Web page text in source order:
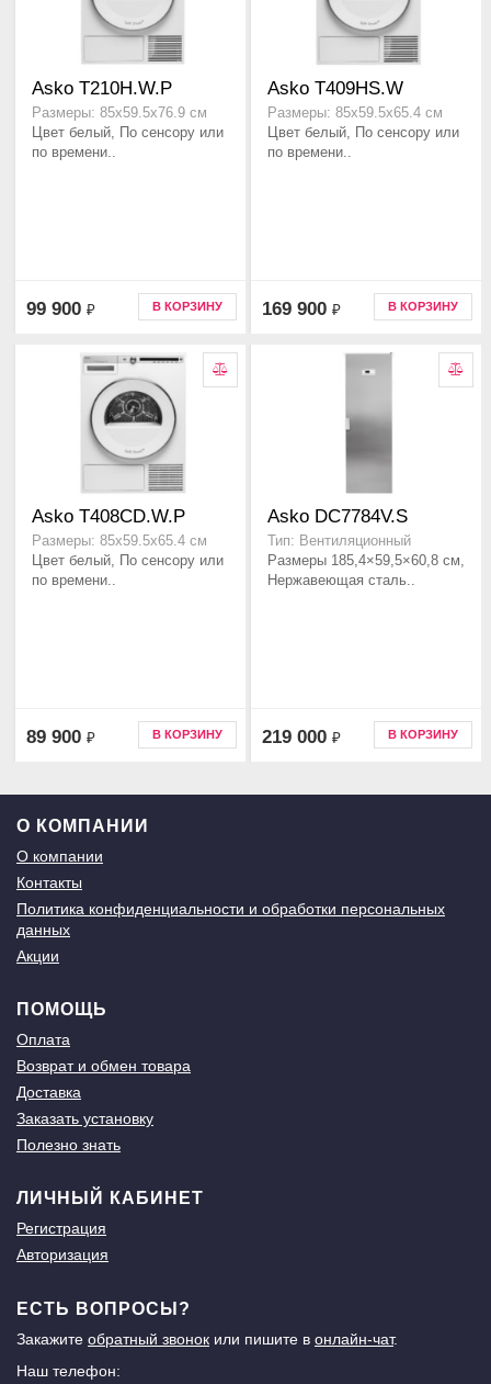
Asko T210H.W.P
Размеры: 85х59.5х76.9 см
Цвет белый, По сенсору или
по времени..
99 900 ₽ В КОРЗИНУ
Asko T409HS.W
Размеры: 85х59.5х65.4 см
Цвет белый, По сенсору или
по времени..
169 900 ₽ В КОРЗИНУ
Asko T408CD.W.P
Размеры: 85х59.5х65.4 см
Цвет белый, По сенсору или
по времени..
89 900 ₽ В КОРЗИНУ
Asko DC7784V.S
Тип: Вентиляционный
Размеры 185,4×59,5×60,8 см,
Нержавеющая сталь..
219 000 ₽ В КОРЗИНУ
О КОМПАНИИ
О компании
Контакты
Политика конфиденциальности и обработки персональных
данных
Акции
ПОМОЩЬ
Оплата
Возврат и обмен товара
Доставка
Заказать установку
Полезно знать
ЛИЧНЫЙ КАБИНЕТ
Регистрация
Авторизация
ЕСТЬ ВОПРОСЫ?
Закажите обратный звонок или пишите в онлайн-чат.
Наш телефон: